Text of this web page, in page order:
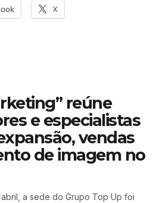
X
reúne
e especialistas
vendas
de imagem no
a sede do Grupo Top Up foi